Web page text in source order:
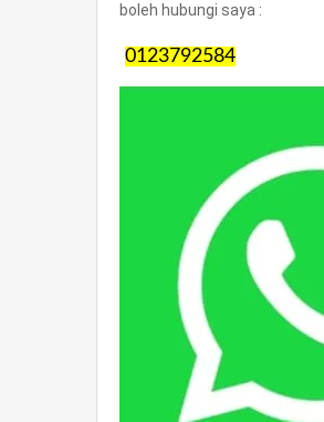
boleh hubungi saya :
0123792584